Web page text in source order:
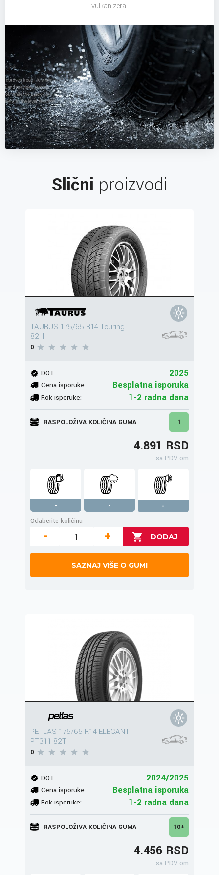
vulkanizera.
Slični proizvodi
TAURUS 175/65 R14 Touring
82H
0
DOT: 2025
Cena isporuke: Besplatna isporuka
Rok isporuke: 1-2 radna dana
RASPOLOŽIVA KOLIČINA GUMA 1
4.891 RSD
sa PDV-om
- -
-
Odaberite količinu
- +
SAZNAJ VIŠE O GUMI
PETLAS 175/65 R14 ELEGANT
PT311 82T
0
DOT: 2024/2025
Cena isporuke: Besplatna isporuka
Rok isporuke: 1-2 radna dana
RASPOLOŽIVA KOLIČINA GUMA 10+
4.456 RSD
sa PDV-om